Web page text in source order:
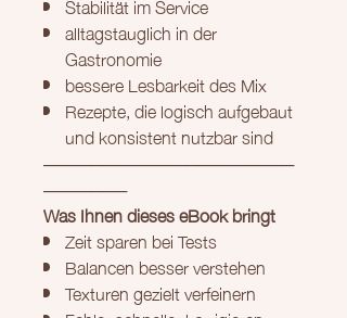
alltagstauglich in der
Gastronomie
bessere Lesbarkeit des Mix
Rezepte, die logisch aufgebaut
und konsistent nutzbar sind
─────────────────────
───────
Was Ihnen dieses eBook bringt
Zeit sparen bei Tests
Balancen besser verstehen
Texturen gezielt verfeinern